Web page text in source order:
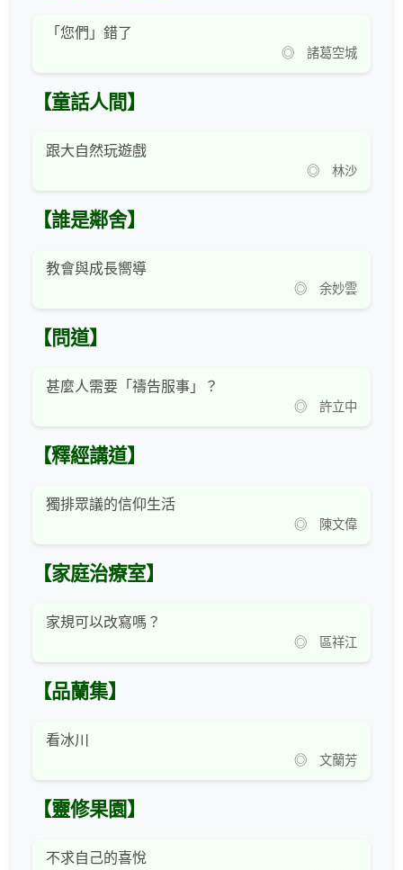
「您們」錯了
◎ 諸葛空城
【童話人間】
跟大自然玩遊戲
◎ 林沙
【誰是鄰舍】
教會與成長嚮導
◎ 余妙雲
【問道】
甚麼人需要「禱告服事」？
◎ 許立中
【釋經講道】
獨排眾議的信仰生活
◎ 陳文偉
【家庭治療室】
家規可以改寫嗎？
◎ 區祥江
【品蘭集】
看冰川
◎ 文蘭芳
【靈修果園】
不求自己的喜悅